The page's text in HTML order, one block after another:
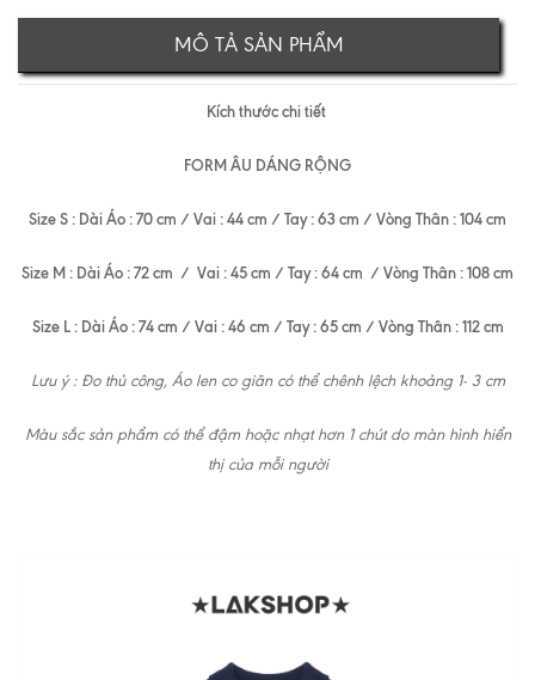
MÔ TẢ SẢN PHẨM
Kích thước chi tiết
FORM ÂU DÁNG RỘNG
Size S : Dài Áo : 70 cm / Vai : 44 cm / Tay : 63 cm / Vòng Thân : 104 cm
Size M : Dài Áo : 72 cm / Vai : 45 cm / Tay : 64 cm / Vòng Thân : 108 cm
Size L : Dài Áo : 74 cm / Vai : 46 cm / Tay : 65 cm / Vòng Thân : 112 cm
Lưu ý : Đo thủ công, Áo len co giãn có thể chênh lệch khoảng 1- 3 cm
Màu sắc sản phẩm có thể đậm hoặc nhạt hơn 1 chút do màn hình hiển
thị của mỗi người